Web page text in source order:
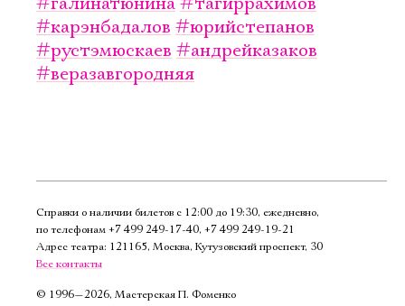
#карэнбадалов #юрийстепанов
#рустэмюскаев #андрейказаков
#веразавгородняя
Справки о наличии билетов с 12:00 до 19:30, ежедневно,
по телефонам +7 499 249‑17‑40, +7 499 249‑19‑21
Адрес театра: 121165, Москва, Кутузовский проспект, 30
Все контакты
© 1996—2026, Мастерская П. Фоменко